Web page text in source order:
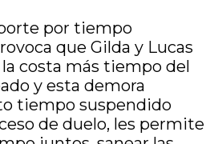
por tiempo
que Gilda y Lucas
costa más tiempo del
y esta demora
tiempo suspendido
de duelo, les permite